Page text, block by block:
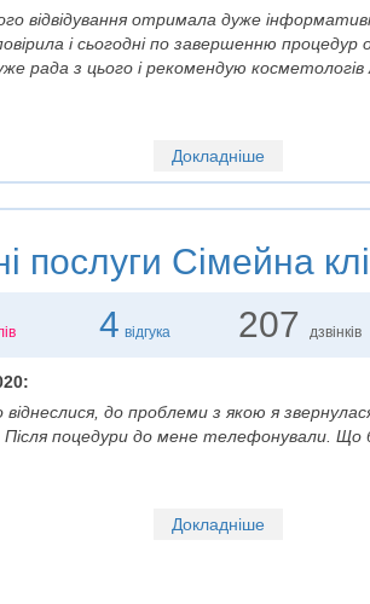
відвідування отримала дуже
і сьогодні по завершенню
рада з цього і рекомендую косметологів
Докладніше
послуги Сімейна
4 відгука 207 дзвінків
віднеслися, до проблеми з якою я
поцедури до мене телефонували. Що
Докладніше